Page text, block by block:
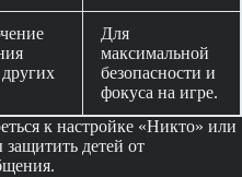
Для
максимальной
безопасности и
фокуса на игре.
к настройке «Никто» или
детей от